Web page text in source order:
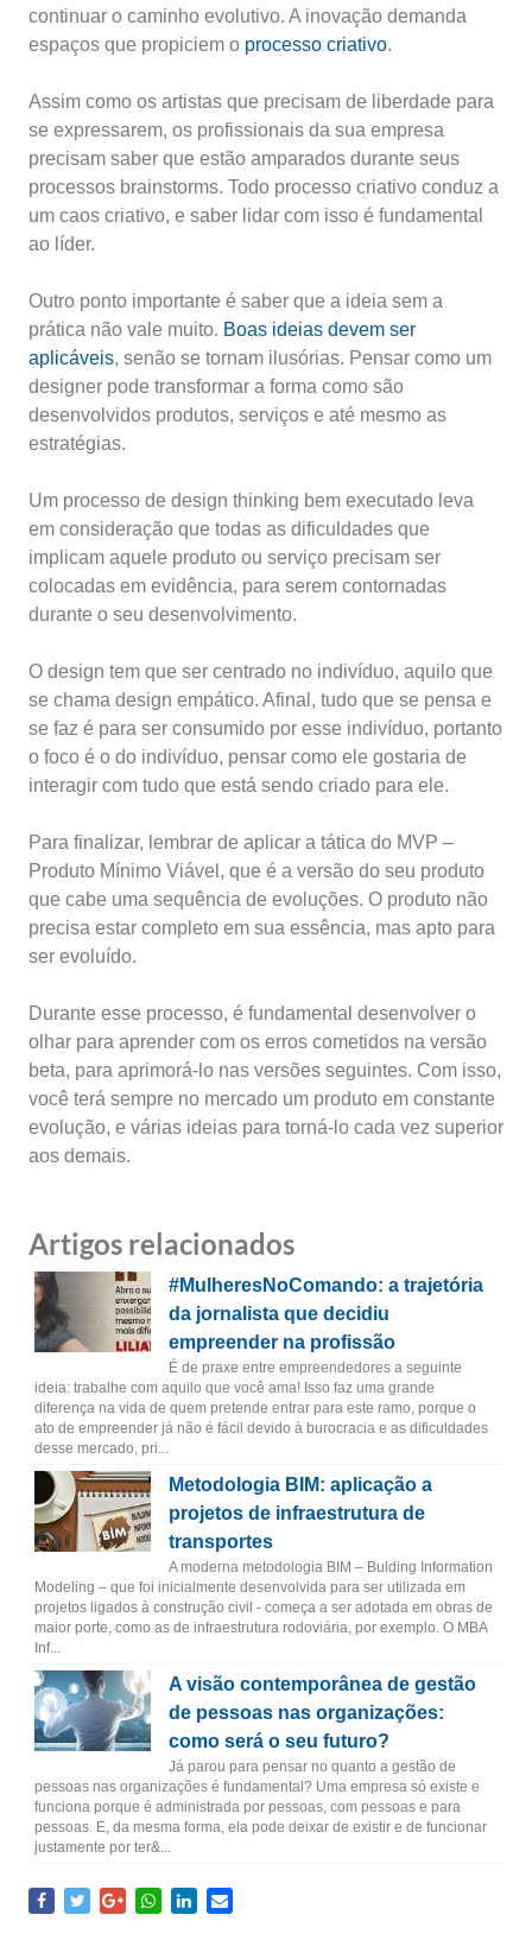
continuar o caminho evolutivo. A inovação demanda
espaços que propiciem o processo criativo.
Assim como os artistas que precisam de liberdade para
se expressarem, os profissionais da sua empresa
precisam saber que estão amparados durante seus
processos brainstorms. Todo processo criativo conduz a
um caos criativo, e saber lidar com isso é fundamental
ao líder.
Outro ponto importante é saber que a ideia sem a
prática não vale muito. Boas ideias devem ser
aplicáveis, senão se tornam ilusórias. Pensar como um
designer pode transformar a forma como são
desenvolvidos produtos, serviços e até mesmo as
estratégias.
Um processo de design thinking bem executado leva
em consideração que todas as dificuldades que
implicam aquele produto ou serviço precisam ser
colocadas em evidência, para serem contornadas
durante o seu desenvolvimento.
O design tem que ser centrado no indivíduo, aquilo que
se chama design empático. Afinal, tudo que se pensa e
se faz é para ser consumido por esse indivíduo, portanto
o foco é o do indivíduo, pensar como ele gostaria de
interagir com tudo que está sendo criado para ele.
Para finalizar, lembrar de aplicar a tática do MVP –
Produto Mínimo Viável, que é a versão do seu produto
que cabe uma sequência de evoluções. O produto não
precisa estar completo em sua essência, mas apto para
ser evoluído.
Durante esse processo, é fundamental desenvolver o
olhar para aprender com os erros cometidos na versão
beta, para aprimorá-lo nas versões seguintes. Com isso,
você terá sempre no mercado um produto em constante
evolução, e várias ideias para torná-lo cada vez superior
aos demais.
Artigos relacionados
#MulheresNoComando: a trajetória
da jornalista que decidiu
empreender na profissão
É de praxe entre empreendedores a seguinte
ideia: trabalhe com aquilo que você ama! Isso faz uma grande
diferença na vida de quem pretende entrar para este ramo, porque o
ato de empreender já não é fácil devido à burocracia e as dificuldades
desse mercado, pri...
Metodologia BIM: aplicação a
projetos de infraestrutura de
transportes
A moderna metodologia BIM – Bulding Information
Modeling – que foi inicialmente desenvolvida para ser utilizada em
projetos ligados à construção civil - começa a ser adotada em obras de
maior porte, como as de infraestrutura rodoviária, por exemplo. O MBA
Inf...
A visão contemporânea de gestão
de pessoas nas organizações:
como será o seu futuro?
Já parou para pensar no quanto a gestão de
pessoas nas organizações é fundamental? Uma empresa só existe e
funciona porque é administrada por pessoas, com pessoas e para
pessoas. E, da mesma forma, ela pode deixar de existir e de funcionar
justamente por ter&...